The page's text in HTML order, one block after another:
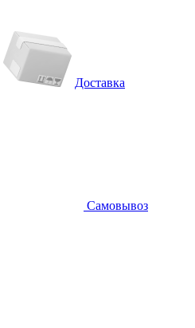
Доставка
Самовывоз